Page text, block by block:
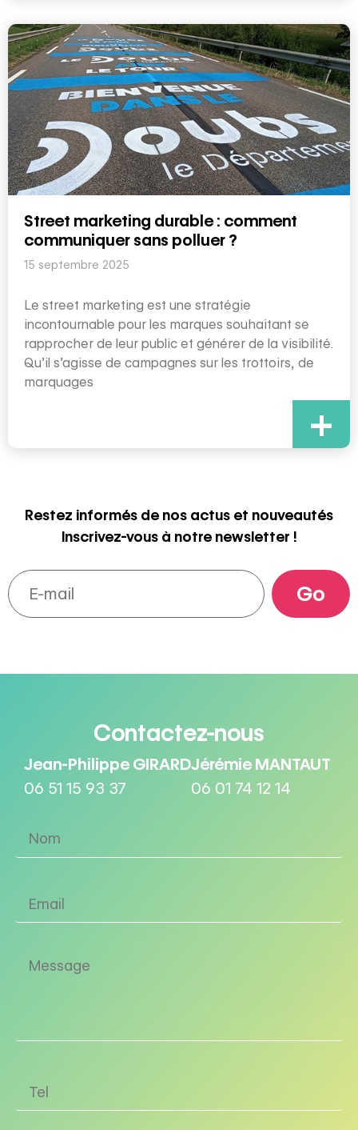
Street marketing durable : comment
communiquer sans polluer ?
15 septembre 2025
Le street marketing est une stratégie
incontournable pour les marques souhaitant se
rapprocher de leur public et générer de la visibilité.
Qu’il s’agisse de campagnes sur les trottoirs, de
marquages
+
Restez informés de nos actus et nouveautés
Inscrivez-vous à notre newsletter !
Contactez-nous
Jean-Philippe GIRARD
06 51 15 93 37
Jérémie MANTAUT
06 01 74 12 14